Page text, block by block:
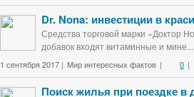
Dr. Nona: инвестиции в
Средства торговой марки «Доктор
добавок входят витаминные и мине...
1 сентября 2017 | Мир интересных фактов | 0 |
Поиск жилья при поездке в